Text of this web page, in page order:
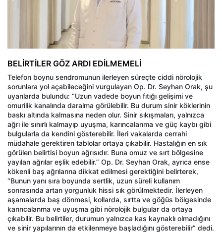
BELİRTİLER GÖZ ARDI EDİLMEMELİ
Telefon boynu sendromunun ilerleyen süreçte ciddi nörolojik
sorunlara yol açabileceğini vurgulayan Op. Dr. Seyhan Orak, şu
uyarılarda bulundu: “Uzun vadede boyun fıtığı gelişimi ve
omurilik kanalında daralma görülebilir. Bu durum sinir köklerinin
baskı altında kalmasına neden olur. Sinir sıkışmaları, yalnızca
ağrı ile sınırlı kalmayıp uyuşma, karıncalanma ve güç kaybı gibi
bulgularla da kendini gösterebilir. İleri vakalarda cerrahi
müdahale gerektiren tablolar ortaya çıkabilir. Hastalığın en sık
görülen belirtisi boyun ağrısıdır. Buna omuz ve sırt bölgesine
yayılan ağrılar eşlik edebilir.” Op. Dr. Seyhan Orak, ayrıca ense
kökenli baş ağrılarına dikkat edilmesi gerektiğini belirterek,
“Bunun yanı sıra boyunda sertlik, uzun süreli kullanım
sonrasında artan yorgunluk hissi sık görülmektedir. İlerleyen
aşamalarda baş dönmesi, kollarda, sırtta ve göğüs bölgesinde
karıncalanma ve uyuşma gibi nörolojik bulgular da ortaya
çıkabilir. Bu belirtiler, durumun yalnızca kas kaynaklı olmadığını
ve sinir yapılarının da etkilenmeye başladığını gösterebilir” dedi.